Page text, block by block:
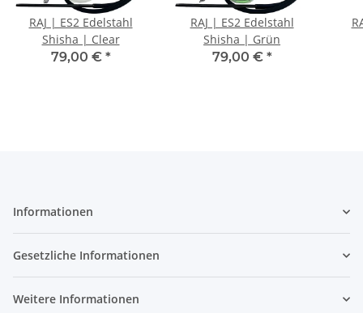
RAJ | ES2 Edelstahl
Shisha | Clear
79,00 € *
RAJ | ES2 Edelstahl
Shisha | Grün
79,00 € *
Informationen
Gesetzliche Informationen
Weitere Informationen